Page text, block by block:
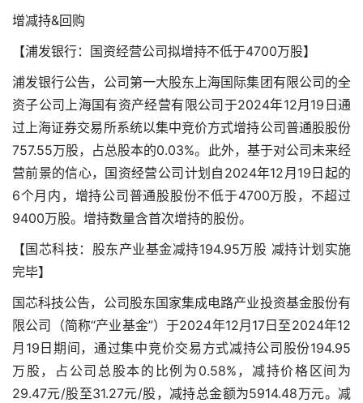
增减持&回购
【浦发银行：国资经营公司拟增持不低于4700万股】
浦发银行公告，公司第一大股东上海国际集团有限公司的全
资子公司上海国有资产经营有限公司于2024年12月19日通
过上海证券交易所系统以集中竞价方式增持公司普通股股份
757.55万股，占总股本的0.03%。此外，基于对公司未来经
营前景的信心，国资经营公司计划自2024年12月19日起的
6个月内，增持公司普通股股份不低于4700万股，不超过
9400万股。增持数量含首次增持的股份。
【国芯科技：股东产业基金减持194.95万股 减持计划实施
完毕】
国芯科技公告，公司股东国家集成电路产业投资基金股份有
限公司（简称“产业基金”）于2024年12月17日至2024年12
月19日期间，通过集中竞价交易方式减持公司股份194.95
万股，占公司总股本的比例为0.58%，减持价格区间为
29.47元/股至31.27元/股，减持总金额为5914.48万元。减